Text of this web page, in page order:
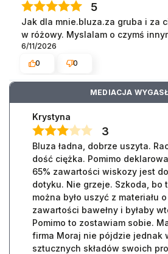
5
Jak dla mnie.bluza.za gruba i za
w różowy. Myslalam o czymś
6/11/2026
0
0
MEDIACJA
Krystyna
3
Bluza ładna, dobrze uszyta.
dość ciężka. Pomimo
65% zawartości wiskozy jest
dotyku. Nie grzeje. Szkoda, bo
można było uszyć z materiału
zawartości bawełny i byłaby
Pomimo to zostawiam sobie.
firma Moraj nie pójdzie jednak
sztucznych składów swoich